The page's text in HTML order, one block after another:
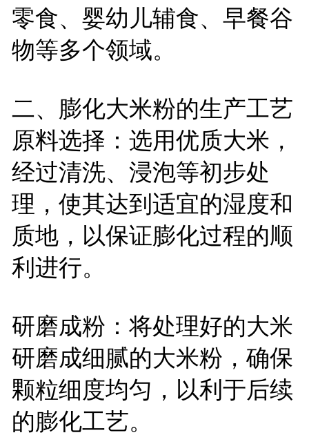
零食、婴幼儿辅食、早餐谷
物等多个领域。
二、膨化大米粉的生产工艺
原料选择：选用优质大米，
经过清洗、浸泡等初步处
理，使其达到适宜的湿度和
质地，以保证膨化过程的顺
利进行。
研磨成粉：将处理好的大米
研磨成细腻的大米粉，确保
颗粒细度均匀，以利于后续
的膨化工艺。